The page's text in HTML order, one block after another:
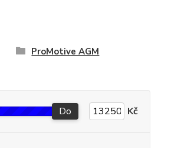
ProMotive AGM
Do Kč